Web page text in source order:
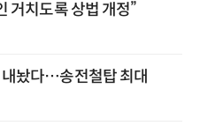
거치도록 상법 개정”
내놨다…송전철탑 최대